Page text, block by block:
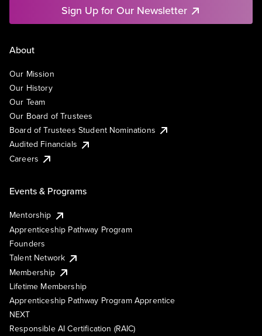
Sign Up for Our Newsletter
About
Our Mission
Our History
Our Team
Our Board of Trustees
Board of Trustees Student Nominations
Audited Financials
Careers
Events & Programs
Mentorship
Apprenticeship Pathway Program
Founders
Talent Network
Membership
Lifetime Membership
Apprenticeship Pathway Program Apprentice
NEXT
Responsible AI Certification (RAIC)